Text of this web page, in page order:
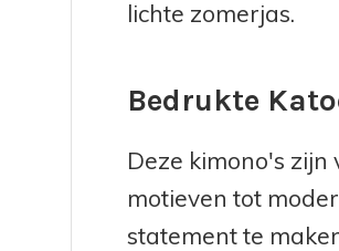
lichte zomerjas.
Bedrukte
Deze kimono's
motieven tot
statement te